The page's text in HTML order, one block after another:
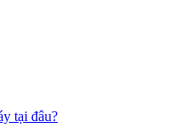
tại đâu?